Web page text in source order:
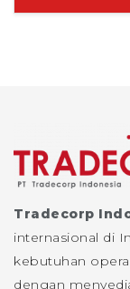
Tradecorp
internasional di
kebutuhan
dengan